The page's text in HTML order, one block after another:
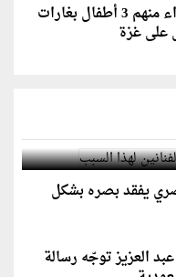
10 شهداء منهم 3 أطفال بغارات
على غزة
لهذا السبب
يفقد بصره بشكل
العزيز توجّه رسالة